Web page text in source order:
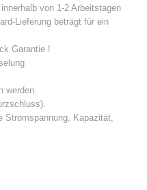
von 1-2 Arbeitstagen
Lieferung beträgt für ein
Garantie !
werden.
Stromspannung, Kapazität,